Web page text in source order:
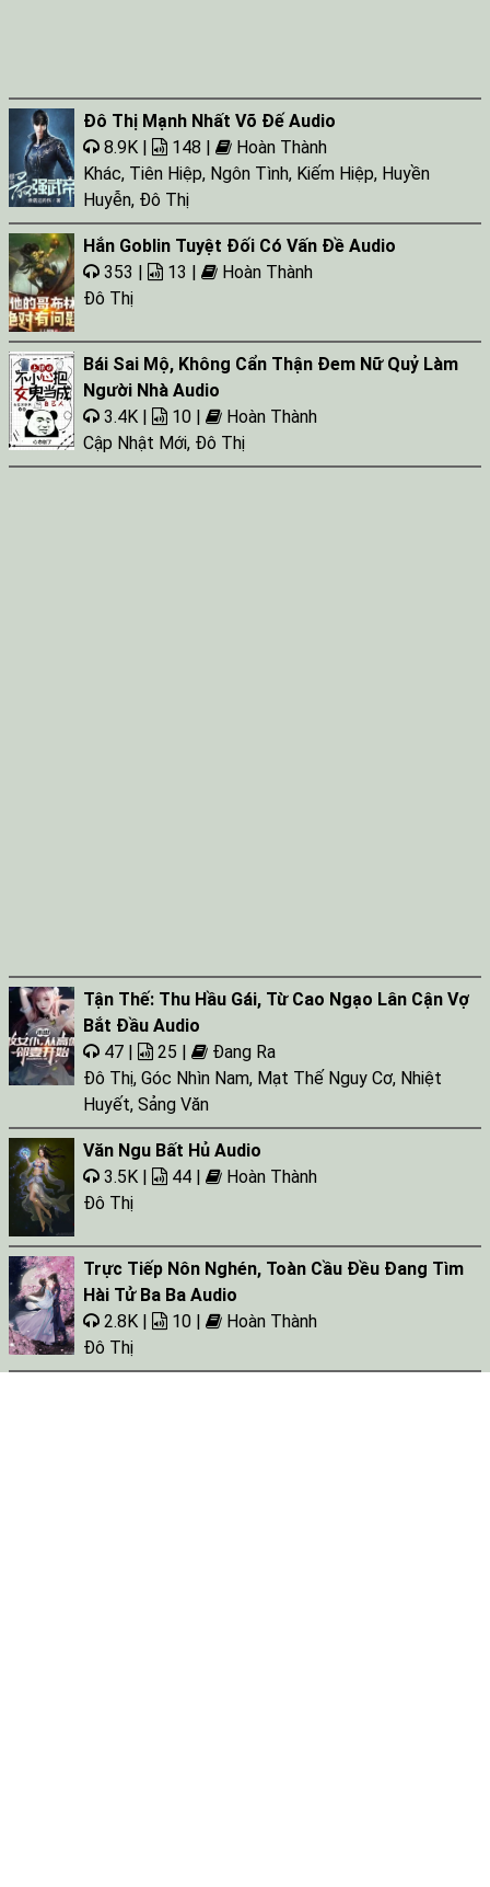
Tap 072
Tap 073
Tap 074
Tap 075
Tap 076
Tap 077
Tap 078
Tap 079
Tap 080
Tap 081
Đô Thị Mạnh Nhất Võ Đế Audio
8.9K |
148 |
Hoàn Thành
Khác, Tiên Hiệp, Ngôn Tình, Kiếm Hiệp, Huyền
Huyễn, Đô Thị
Hắn Goblin Tuyệt Đối Có Vấn Đề Audio
353 |
13 |
Hoàn Thành
Đô Thị
Bái Sai Mộ, Không Cẩn Thận Đem Nữ Quỷ Làm
Người Nhà Audio
3.4K |
10 |
Hoàn Thành
Cập Nhật Mới, Đô Thị
Tận Thế: Thu Hầu Gái, Từ Cao Ngạo Lân Cận Vợ
Bắt Đầu Audio
47 |
25 |
Đang Ra
Đô Thị, Góc Nhìn Nam, Mạt Thế Nguy Cơ, Nhiệt
Huyết, Sảng Văn
Văn Ngu Bất Hủ Audio
3.5K |
44 |
Hoàn Thành
Đô Thị
Trực Tiếp Nôn Nghén, Toàn Cầu Đều Đang Tìm
Hài Tử Ba Ba Audio
2.8K |
10 |
Hoàn Thành
Đô Thị